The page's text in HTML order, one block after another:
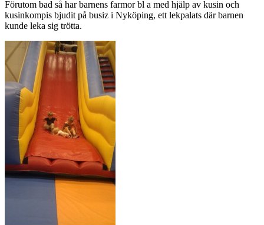
Förutom bad så har barnens farmor bl a med hjälp av kusin och
kusinkompis bjudit på busiz i Nyköping, ett lekpalats där barnen
kunde leka sig trötta.